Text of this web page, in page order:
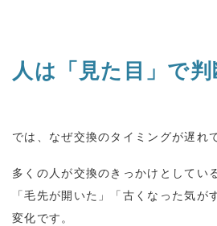
人は「見た目」で
では、なぜ交換のタイミングが遅れ
多くの人が交換のきっかけとしてい
「毛先が開いた」「古くなった気が
変化です。